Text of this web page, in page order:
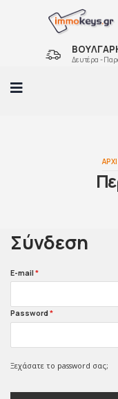
Δευτέρα -
Σύνδεση
E-mail *
Password*
Ξεχάσατε το password σας;